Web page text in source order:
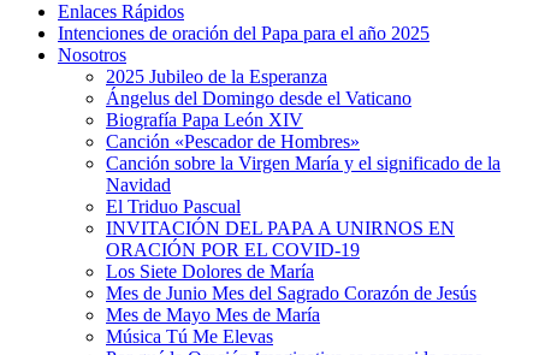
Enlaces Rápidos
Intenciones de oración del Papa para el año 2025
Nosotros
2025 Jubileo de la Esperanza
Ángelus del Domingo desde el Vaticano
Biografía Papa León XIV
Canción «Pescador de Hombres»
Canción sobre la Virgen María y el significado de la
Navidad
El Triduo Pascual
INVITACIÓN DEL PAPA A UNIRNOS EN
ORACIÓN POR EL COVID-19
Los Siete Dolores de María
Mes de Junio Mes del Sagrado Corazón de Jesús
Mes de Mayo Mes de María
Música Tú Me Elevas